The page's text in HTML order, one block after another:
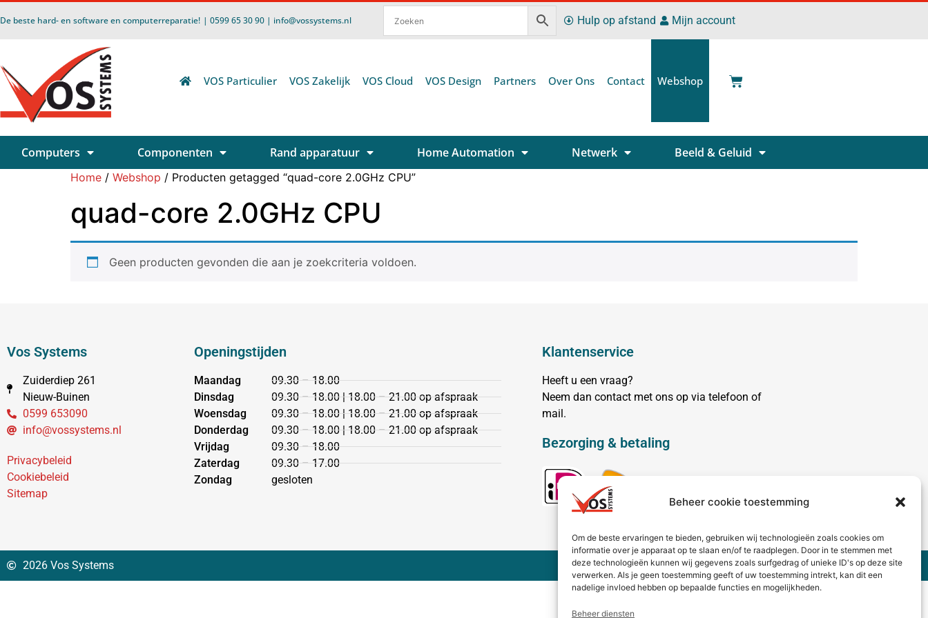
Beheer cookie toestemming
Om de beste ervaringen te bieden, gebruiken wij technologieën zoals cookies om
informatie over je apparaat op te slaan en/of te raadplegen. Door in te stemmen met
deze technologieën kunnen wij gegevens zoals surfgedrag of unieke ID's op deze site
verwerken. Als je geen toestemming geeft of uw toestemming intrekt, kan dit een
nadelige invloed hebben op bepaalde functies en mogelijkheden.
Beheer diensten
De beste hard- en software en computerreparatie! | 0599 65 30 90 | info@vossystems.nl Hulp op afstand Mijn account
VOS Particulier VOS Zakelijk VOS Cloud VOS Design Partners Over Ons Contact Webshop
Computers Componenten Rand apparatuur Home Automation Netwerk Beeld & Geluid
Home / Webshop / Producten getagged “quad-core 2.0GHz CPU”
quad-core 2.0GHz CPU
Geen producten gevonden die aan je zoekcriteria voldoen.
Vos Systems
Zuiderdiep 261
Nieuw-Buinen
0599 653090
info@vossystems.nl
Privacybeleid
Cookiebeleid
Sitemap
Openingstijden
Maandag
Dinsdag
Woensdag
Donderdag
Vrijdag
Zaterdag
Zondag
09.30 – 18.00
09.30 – 18.00 | 18.00 – 21.00 op afspraak
09.30 – 18.00 | 18.00 – 21.00 op afspraak
09.30 – 18.00 | 18.00 – 21.00 op afspraak
09.30 – 18.00
09.30 – 17.00
gesloten
Klantenservice
Heeft u een vraag?
Neem dan contact met ons op via telefoon of
mail.
Bezorging & betaling
2026 Vos Systems